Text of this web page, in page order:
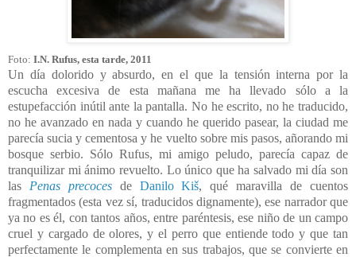
Foto: I.N. Rufus, esta tarde, 2011
Un día dolorido y absurdo, en el que la tensión interna por la
escucha excesiva de esta mañana me ha llevado sólo a la
estupefacción inútil ante la pantalla. No he escrito, no he traducido,
no he avanzado en nada y cuando he querido pasear, la ciudad me
parecía sucia y cementosa y he vuelto sobre mis pasos, añorando mi
bosque serbio. Sólo Rufus, mi amigo peludo, parecía capaz de
tranquilizar mi ánimo revuelto. Lo único que ha salvado mi día son
las Penas precocesde Danilo Kiš, qué maravilla de cuentos
fragmentados (esta vez sí, traducidos dignamente), ese narrador que
ya no es él, con tantos años, entre paréntesis, ese niño de un campo
cruel y cargado de olores, y el perro que entiende todo y que tan
perfectamente le complementa en sus trabajos, que se convierte en